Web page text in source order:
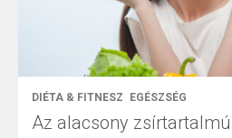
DIÉTA & FITNESZ EGÉSZSÉG
Az alacsony